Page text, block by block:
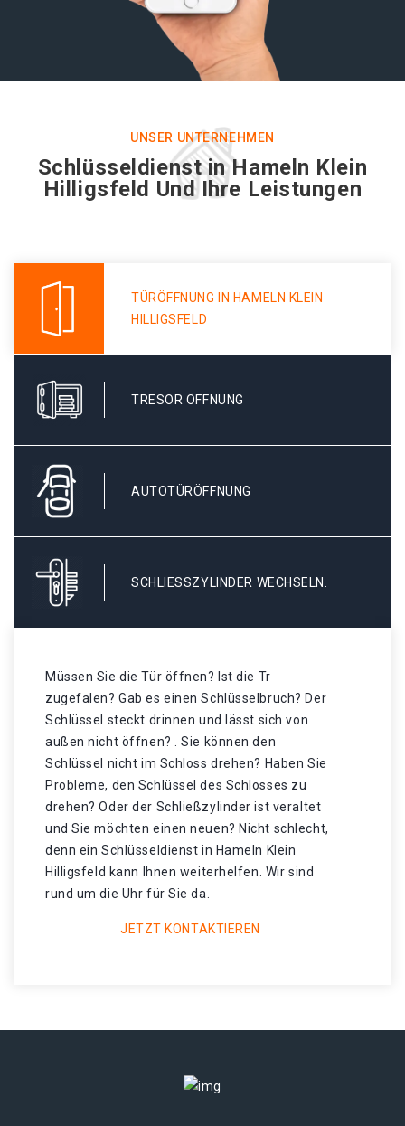
UNSER UNTERNEHMEN
Schlüsseldienst in Hameln Klein
Hilligsfeld Und Ihre Leistungen
TÜRÖFFNUNG IN HAMELN KLEIN
HILLIGSFELD
TRESOR ÖFFNUNG
AUTOTÜRÖFFNUNG
SCHLIESSZYLINDER WECHSELN.
Müssen Sie die Tür öffnen? Ist die Tr
zugefalen? Gab es einen Schlüsselbruch? Der
Schlüssel steckt drinnen und lässt sich von
außen nicht öffnen? . Sie können den
Schlüssel nicht im Schloss drehen? Haben Sie
Probleme, den Schlüssel des Schlosses zu
drehen? Oder der Schließzylinder ist veraltet
und Sie möchten einen neuen? Nicht schlecht,
denn ein Schlüsseldienst in Hameln Klein
Hilligsfeld kann Ihnen weiterhelfen. Wir sind
rund um die Uhr für Sie da.
JETZT KONTAKTIEREN